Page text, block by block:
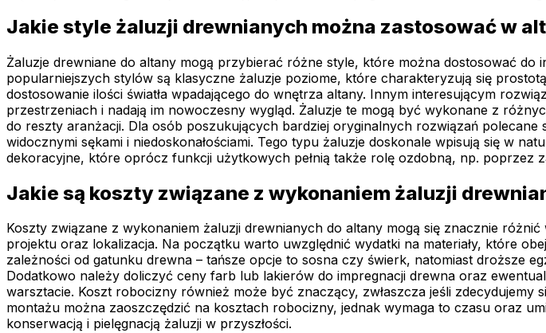
Jakie style żaluzji drewnianych można zastosować w
Żaluzje drewniane do altany mogą przybierać różne style, które można dostosować
popularniejszych stylów są klasyczne żaluzje poziome, które charakteryzują się
dostosowanie ilości światła wpadającego do wnętrza altany. Innym interesującym
przestrzeniach i nadają im nowoczesny wygląd. Żaluzje te mogą być wykonane z
do reszty aranżacji. Dla osób poszukujących bardziej oryginalnych rozwiązań
widocznymi sękami i niedoskonałościami. Tego typu żaluzje doskonale wpisują się w
dekoracyjne, które oprócz funkcji użytkowych pełnią także rolę ozdobną, np.
Jakie są koszty związane z wykonaniem żaluzji
Koszty związane z wykonaniem żaluzji drewnianych do altany mogą się znacznie
projektu oraz lokalizacja. Na początku warto uwzględnić wydatki na materiały, które
zależności od gatunku drewna – tańsze opcje to sosna czy świerk, natomiast droższe
Dodatkowo należy doliczyć ceny farb lub lakierów do impregnacji drewna oraz
warsztacie. Koszt robocizny również może być znaczący, zwłaszcza jeśli
montażu można zaoszczędzić na kosztach robocizny, jednak wymaga to czasu oraz
konserwacją i pielęgnacją żaluzji w przyszłości.